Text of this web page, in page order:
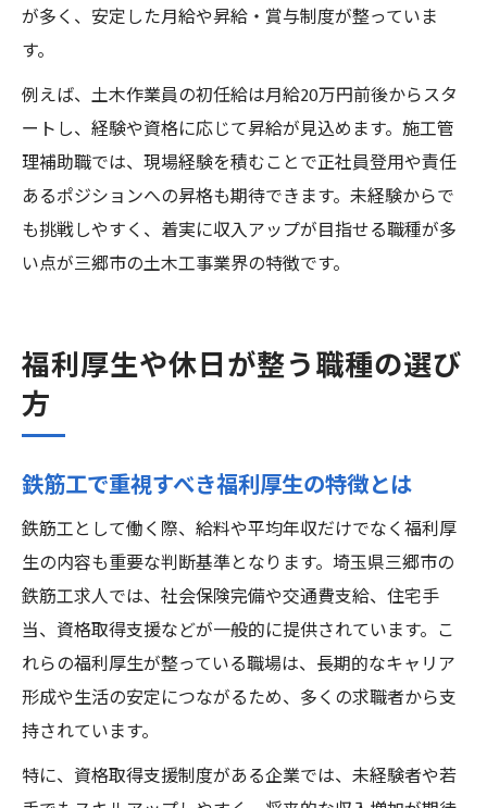
が多く、安定した月給や昇給・賞与制度が整っていま
す。
例えば、土木作業員の初任給は月給20万円前後からスタ
ートし、経験や資格に応じて昇給が見込めます。施工管
理補助職では、現場経験を積むことで正社員登用や責任
あるポジションへの昇格も期待できます。未経験からで
も挑戦しやすく、着実に収入アップが目指せる職種が多
い点が三郷市の土木工事業界の特徴です。
福利厚生や休日が整う職種の選び
方
鉄筋工で重視すべき福利厚生の特徴とは
鉄筋工として働く際、給料や平均年収だけでなく福利厚
生の内容も重要な判断基準となります。埼玉県三郷市の
鉄筋工求人では、社会保険完備や交通費支給、住宅手
当、資格取得支援などが一般的に提供されています。こ
れらの福利厚生が整っている職場は、長期的なキャリア
形成や生活の安定につながるため、多くの求職者から支
持されています。
特に、資格取得支援制度がある企業では、未経験者や若